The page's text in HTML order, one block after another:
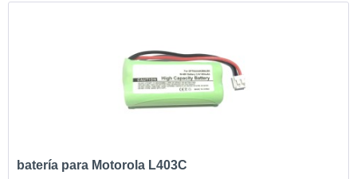
batería para Motorola L403C